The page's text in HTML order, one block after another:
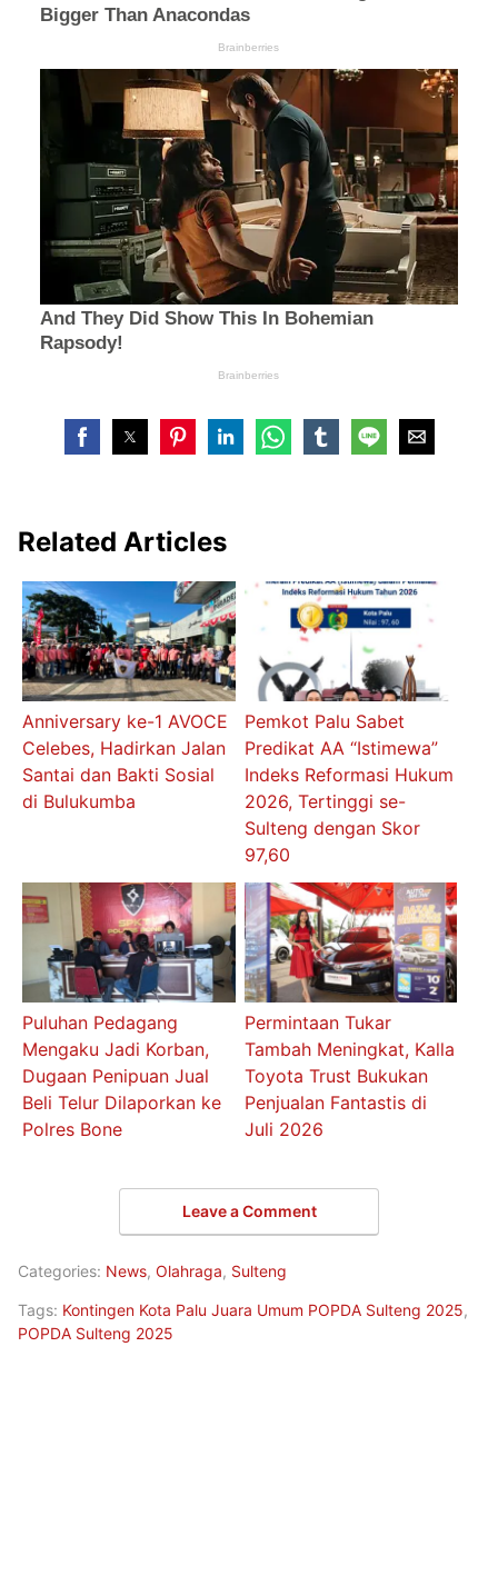
Related Articles
Anniversary ke-1 AVOCE
Celebes, Hadirkan Jalan
Santai dan Bakti Sosial
di Bulukumba
Pemkot Palu Sabet
Predikat AA “Istimewa”
Indeks Reformasi Hukum
2026, Tertinggi se-
Sulteng dengan Skor
97,60
Puluhan Pedagang
Mengaku Jadi Korban,
Dugaan Penipuan Jual
Beli Telur Dilaporkan ke
Polres Bone
Permintaan Tukar
Tambah Meningkat, Kalla
Toyota Trust Bukukan
Penjualan Fantastis di
Juli 2026
Leave a Comment
Categories: News, Olahraga, Sulteng
Tags: Kontingen Kota Palu Juara Umum POPDA Sulteng 2025,
POPDA Sulteng 2025